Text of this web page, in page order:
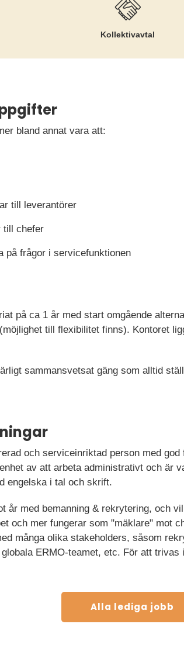
Kollektiv­avtal
bland annat vara att:
till leverantörer
till chefer
på frågor i servicefunktionen
på ca 1 år med start omgående
till flexibilitet finns). Kontoret
sammansvetsat gäng som alltid
och serviceinriktad person med
av att arbeta administrativt och är
engelska i tal och skrift.
år med bemanning & rekrytering, och
och mer fungerar som "mäklare" mot
många olika stakeholders, såsom
ERMO-teamet, etc. För att
Alla lediga jobb